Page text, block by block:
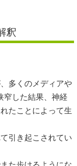
釈
多くのメディアや
窄した結果、神経
たことによって生
引き起こされてい